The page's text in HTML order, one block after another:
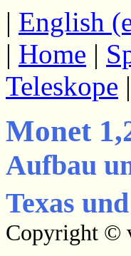
| English
| Home |
Teleskope |
Monet
Aufbau
Texas
Copyright ©